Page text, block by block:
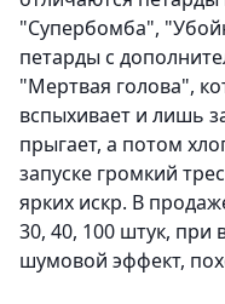
"Супербомба",
петарды с
"Мертвая голова",
вспыхивает и лишь
прыгает, а потом
запуске громкий
ярких искр. В
30, 40, 100 штук, при
шумовой эффект,